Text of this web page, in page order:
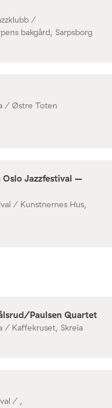
/
bakgård, Sarpsborg
/ Østre Toten
Oslo Jazzfestival –
/ Kunstnernes Hus,
Paulsen Quartet
/ Kaffekruset, Skreia
/ ,